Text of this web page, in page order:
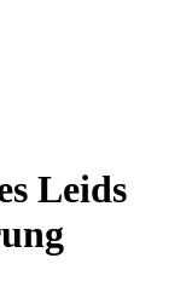
Leids